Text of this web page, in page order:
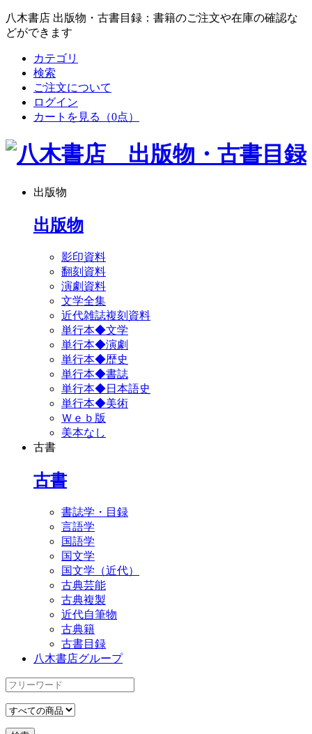
八木書店 出版物・古書目録：書籍のご注文や在庫の確認な
どができます
カテゴリ
検索
ご注文について
ログイン
カートを見る
（0点）
出版物
出版物
影印資料
翻刻資料
演劇資料
文学全集
近代雑誌複刻資料
単行本◆文学
単行本◆演劇
単行本◆歴史
単行本◆書誌
単行本◆日本語史
単行本◆美術
Ｗｅｂ版
美本なし
古書
古書
書誌学・目録
言語学
国語学
国文学
国文学（近代）
古典芸能
古典複製
近代自筆物
古典籍
古書目録
八木書店グループ